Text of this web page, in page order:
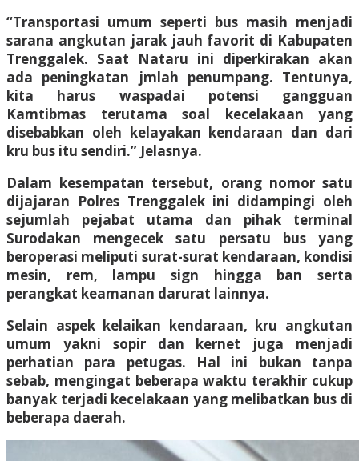
“Transportasi umum seperti bus masih menjadi
sarana angkutan jarak jauh favorit di Kabupaten
Trenggalek. Saat Nataru ini diperkirakan akan
ada peningkatan jmlah penumpang. Tentunya,
kita harus waspadai potensi gangguan
Kamtibmas terutama soal kecelakaan yang
disebabkan oleh kelayakan kendaraan dan dari
kru bus itu sendiri.” Jelasnya.
Dalam kesempatan tersebut, orang nomor satu
dijajaran Polres Trenggalek ini didampingi oleh
sejumlah pejabat utama dan pihak terminal
Surodakan mengecek satu persatu bus yang
beroperasi meliputi surat-surat kendaraan, kondisi
mesin, rem, lampu sign hingga ban serta
perangkat keamanan darurat lainnya.
Selain aspek kelaikan kendaraan, kru angkutan
umum yakni sopir dan kernet juga menjadi
perhatian para petugas. Hal ini bukan tanpa
sebab, mengingat beberapa waktu terakhir cukup
banyak terjadi kecelakaan yang melibatkan bus di
beberapa daerah.